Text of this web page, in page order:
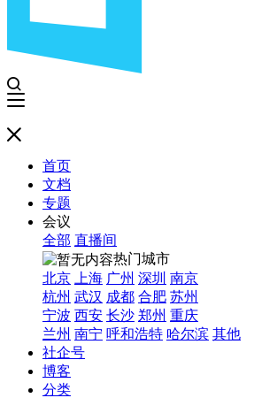
首页
文档
专题
会议
全部 直播间
热门城市
北京
上海 广州 深圳 南京
杭州 武汉 成都 合肥 苏州
宁波 西安 长沙 郑州 重庆
兰州 南宁 呼和浩特 哈尔滨 其他
社企号
博客
分类